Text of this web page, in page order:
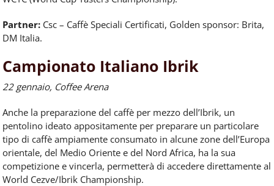
Partner: Csc – Caffè Speciali Certificati, Golden sponsor: Brita,
DM Italia.
Campionato Italiano Ibrik
22 gennaio, Coffee Arena
Anche la preparazione del caffè per mezzo dell’Ibrik, un
pentolino ideato appositamente per preparare un particolare
tipo di caffè ampiamente consumato in alcune zone dell’Europa
orientale, del Medio Oriente e del Nord Africa, ha la sua
competizione e vincerla, permetterà di accedere direttamente al
World Cezve/Ibrik Championship.